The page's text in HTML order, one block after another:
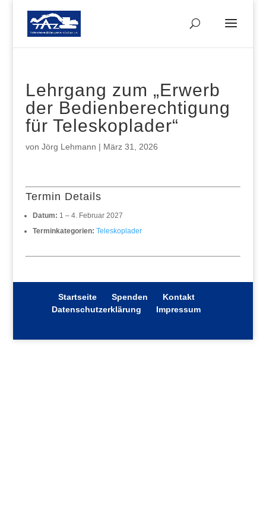
Lehrgang zum „Erwerb
der Bedienberechtigung
für Teleskoplader“
von Jörg Lehmann | März 31, 2026
Termin Details
Datum: 1 – 4. Februar 2027
Terminkategorien: Teleskoplader
Startseite Spenden
Kontakt
Datenschutzerklärung
Impressum